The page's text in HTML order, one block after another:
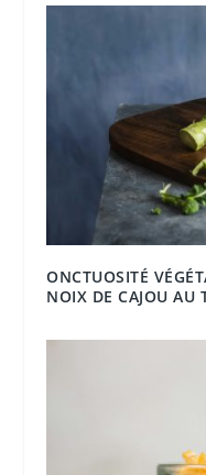
ONCTUOSITÉ
NOIX DE CAJOU AU